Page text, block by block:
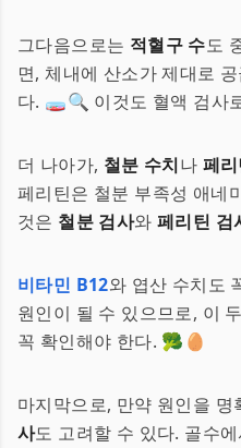
그다음으로는 적혈구 수도
면, 체내에 산소가 제대로
다. 🧫🔍 이것도 혈액 검사
더 나아가, 철분 수치나 페
페리틴은 철분 부족성 애네
것은 철분 검사와페리틴 검
비타민 B12와 엽산 수치도
원인이 될 수 있으므로, 이
꼭 확인해야 한다. 🥦🥚
마지막으로, 만약 원인을 명
사도 고려할 수 있다. 골수